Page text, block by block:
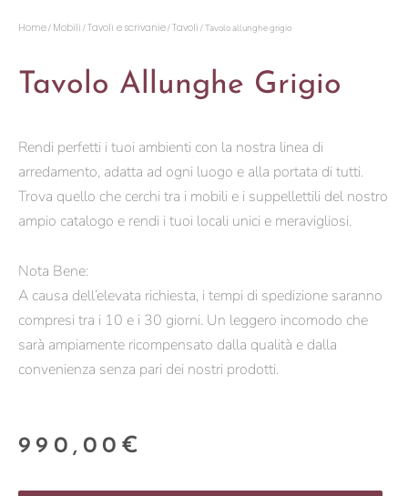
Home/ Mobili /Tavoli e scrivanie/Tavoli / Tavolo allunghe grigio
Tavolo Allunghe Grigio
Rendi perfetti i tuoi ambienti con la nostra linea di
arredamento, adatta ad ogni luogo e alla portata di tutti.
Trova quello che cerchi tra i mobili e i suppellettili del nostro
ampio catalogo e rendi i tuoi locali unici e meravigliosi.
Nota Bene:
A causa dell’elevata richiesta, i tempi di spedizione saranno
compresi tra i 10 e i 30 giorni. Un leggero incomodo che
sarà ampiamente ricompensato dalla qualità e dalla
convenienza senza pari dei nostri prodotti.
990,00 €